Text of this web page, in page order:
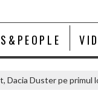
Dacia Duster pe primul